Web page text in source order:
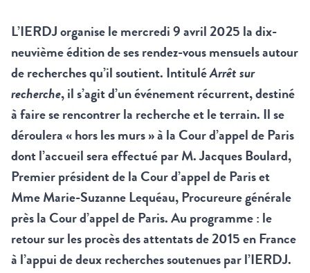
L’IERDJ organise le mercredi 9 avril 2025 la dix-
neuvième édition de ses rendez-vous mensuels autour
de recherches qu’il soutient. IntituléArrêt sur
recherche, il s’agit d’un événement récurrent, destiné
à faire se rencontrer la recherche et le terrain. Il se
déroulera « hors les murs » à la Cour d’appel de Paris
dont l’accueil sera effectué par M. Jacques Boulard,
Premier président de la Cour d’appel de Paris et
Mme Marie-Suzanne Lequéau, Procureure générale
près la Cour d’appel de Paris. Au programme : le
retour sur les procès des attentats de 2015 en France
à l’appui de deux recherches soutenues par l’IERDJ.